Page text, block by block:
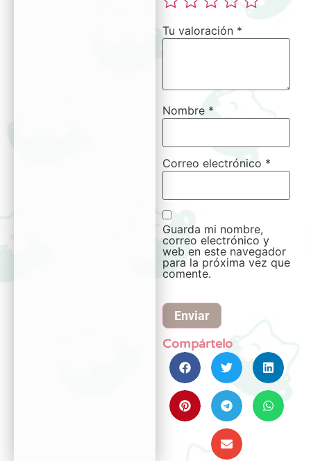
Tu valoración *
Nombre *
Correo electrónico *
Guarda mi nombre,
correo electrónico y
web en este navegador
para la próxima vez que
comente.
Compártelo